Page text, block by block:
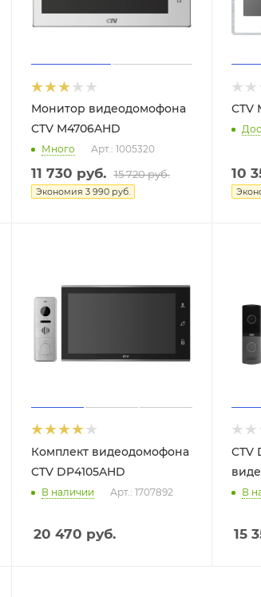
Монитор видеодомофона
CTV M4706AHD
Много Арт.: 1005320
11 730 руб. 15 720руб.
Экономия 3 990руб.
CTV
10
Комплект видеодомофона
CTV DP4105AHD
В наличии Арт.: 1707892
20 470 руб.
CTV
В
15